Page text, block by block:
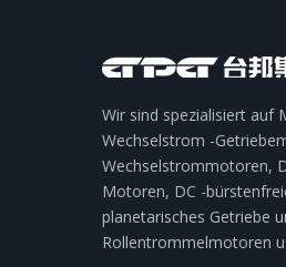
Wir sind spezialisiert auf
Wechselstrom -
Wechselstrommotoren,
Motoren, DC -
planetarisches Getriebe
Rollentrommelmotoren